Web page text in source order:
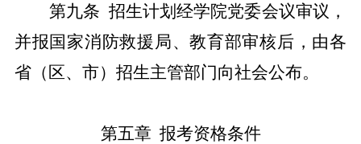
第九条 招生计划经学院党委会议审议，
并报 国家消防救援局、教育部审核后，由各
省（区、市）招生主管部门向社会公布。
第五章 报考资格条件